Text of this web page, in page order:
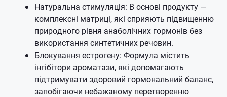
Натуральна стимуляція: В основі продукту —
комплексні матриці, які сприяють підвищенню
природного рівня анаболічних гормонів без
використання синтетичних речовин.
Блокування естрогену: Формула містить
інгібітори ароматази, які допомагають
підтримувати здоровий гормональний баланс,
запобігаючи небажаному перетворенню